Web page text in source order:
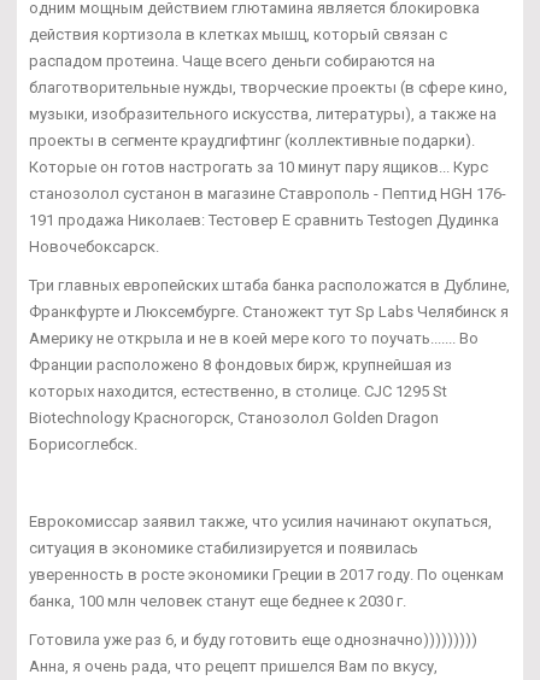
одним мощным действием глютамина является блокировка
действия кортизола в клетках мышц, который связан с
распадом протеина. Чаще всего деньги собираются на
благотворительные нужды, творческие проекты (в сфере кино,
музыки, изобразительного искусства, литературы), а также на
проекты в сегменте краудгифтинг (коллективные подарки).
Которые он готов настрогать за 10 минут пару ящиков... Курс
станозолол сустанон в магазине Ставрополь - Пептид HGH 176-
191 продажа Николаев: Тестовер Е сравнить Testogen Дудинка
Новочебоксарск.
Три главных европейских штаба банка расположатся в Дублине,
Франкфурте и Люксембурге. Станожект тут Sp Labs Челябинск я
Америку не открыла и не в коей мере кого то поучать....... Во
Франции расположено 8 фондовых бирж, крупнейшая из
которых находится, естественно, в столице. CJC 1295 St
Biotechnology Красногорск, Cтанозолол Golden Dragon
Борисоглебск.
Еврокомиссар заявил также, что усилия начинают окупаться,
ситуация в экономике стабилизируется и появилась
уверенность в росте экономики Греции в 2017 году. По оценкам
банка, 100 млн человек станут еще беднее к 2030 г.
Готовила уже раз 6, и буду готовить еще однозначно)))))))))
Анна, я очень рада, что рецепт пришелся Вам по вкусу,